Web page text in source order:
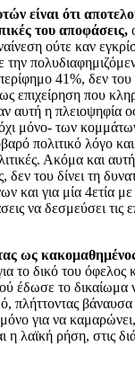
είναι ότι
του αποφάσεις,
ούτε καν
41%, δεν του
επιχείρηση που
αυτή η πλειοψηφία
μόνο- των
πολιτικό λόγο και
Ακόμα και
δεν του δίνει τη
και για μία 4ετία με
να δεσμεύσει τις
ως
το δικό του όφελος
έδωσε το δικαίωμα
πλήττοντας βάναυσα
για να
η λαϊκή ρήση, στις